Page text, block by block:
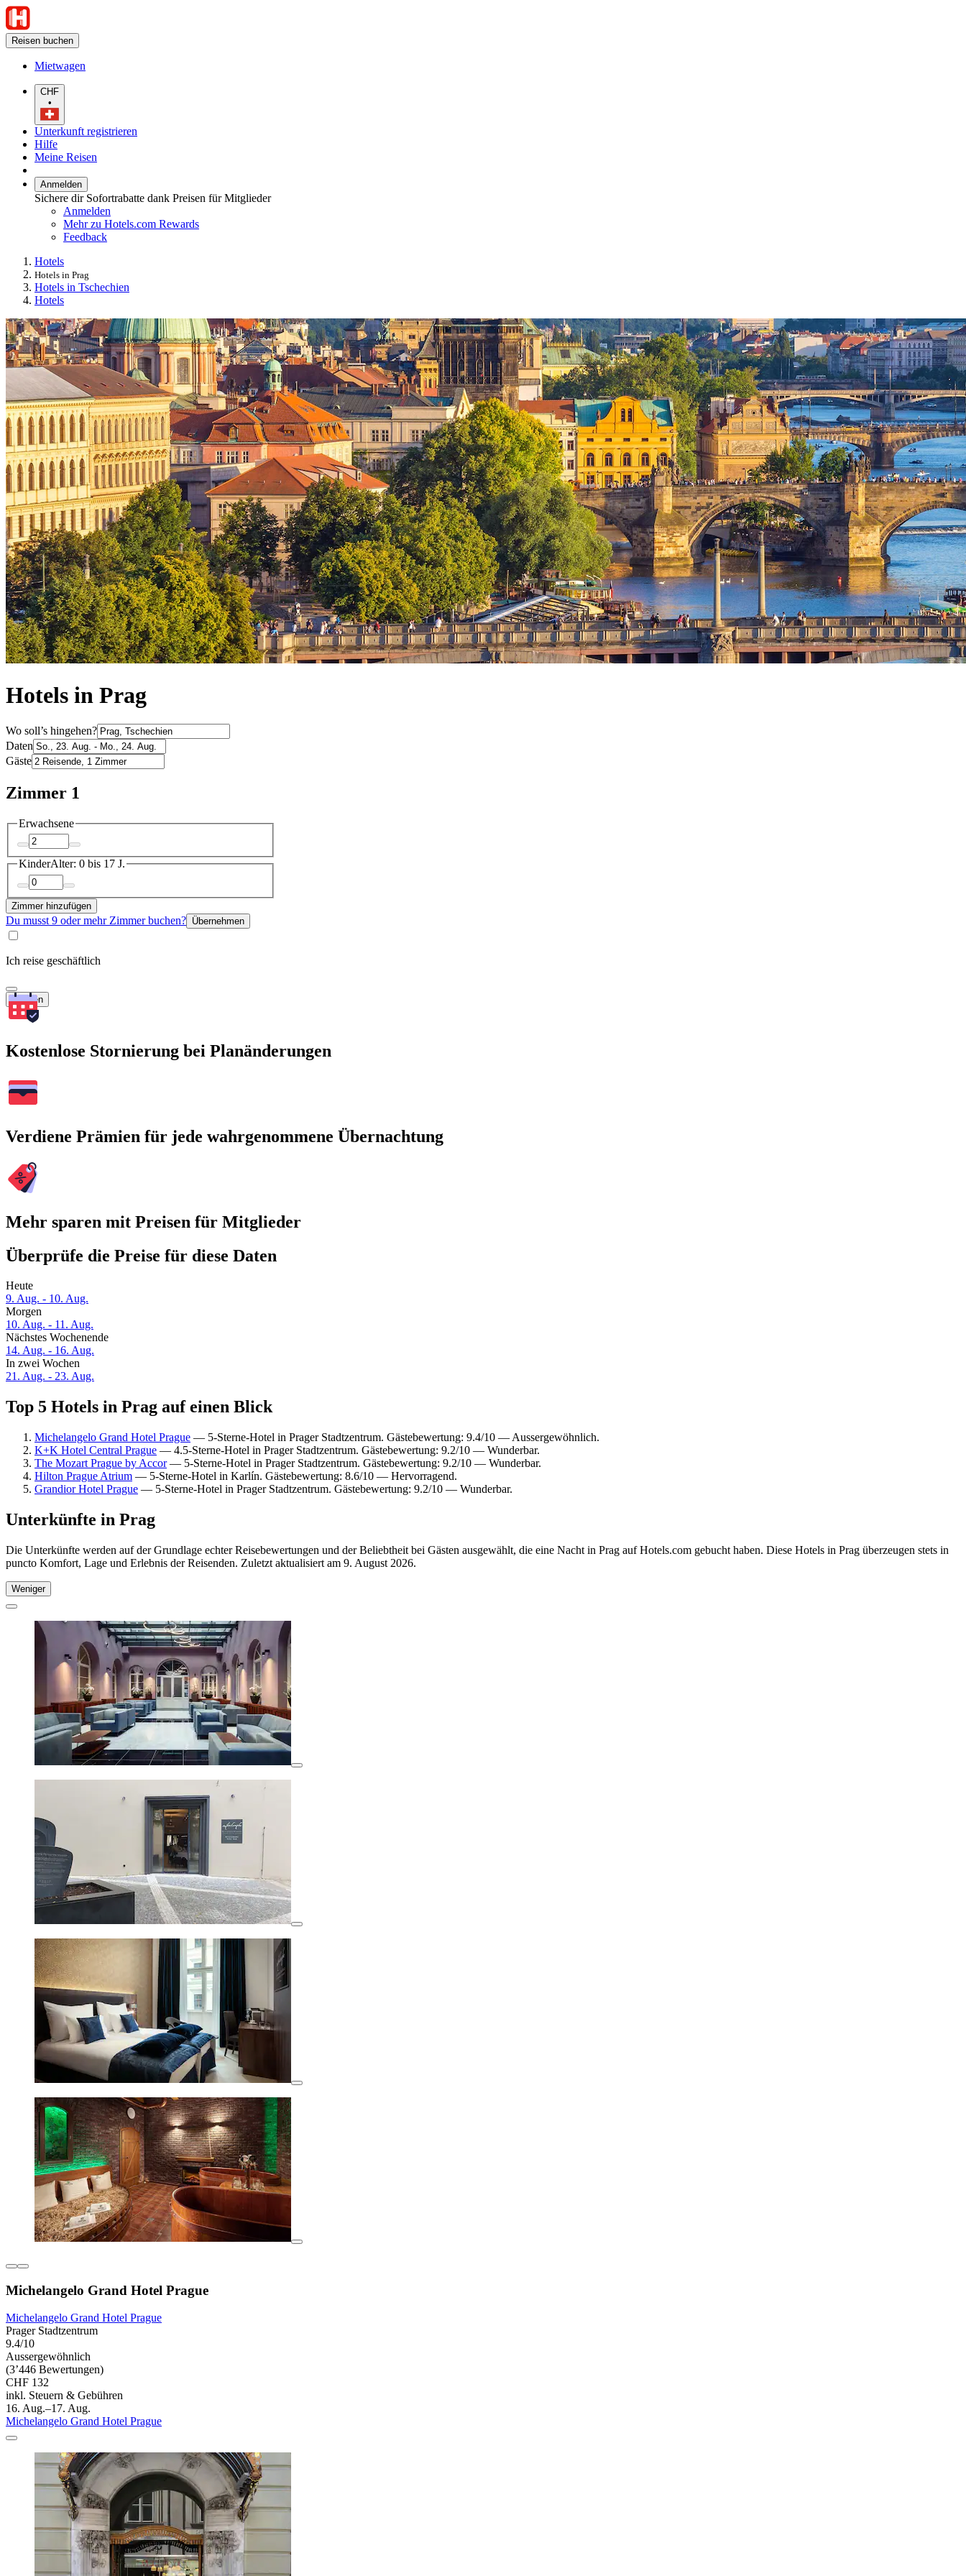
Reisen buchen
Mietwagen
CHF
•
Unterkunft registrieren
Hilfe
Meine Reisen
Anmelden
Sichere dir Sofortrabatte dank Preisen für Mitglieder
Anmelden
Mehr zu Hotels.com Rewards
Feedback
Hotels
Hotels in Prag
Hotels in Tschechien
Hotels
Hotels in Prag
Wo soll’s hingehen?
Daten
Gäste
Zimmer 1
Erwachsene
KinderAlter: 0 bis 17 J.
Zimmer hinzufügen
Du musst 9 oder mehr Zimmer buchen? Übernehmen
Ich reise geschäftlich
Suchen
Kostenlose Stornierung bei Planänderungen
Verdiene Prämien für jede wahrgenommene Übernachtung
Mehr sparen mit Preisen für Mitglieder
Überprüfe die Preise für diese Daten
Heute
9. Aug. - 10. Aug.
Morgen
10. Aug. - 11. Aug.
Nächstes Wochenende
14. Aug. - 16. Aug.
In zwei Wochen
21. Aug. - 23. Aug.
Top 5 Hotels in Prag auf einen Blick
Michelangelo Grand Hotel Prague — 5-Sterne-Hotel in Prager Stadtzentrum. Gästebewertung: 9.4/10 — Aussergewöhnlich.
K+K Hotel Central Prague — 4.5-Sterne-Hotel in Prager Stadtzentrum. Gästebewertung: 9.2/10 — Wunderbar.
The Mozart Prague by Accor— 5-Sterne-Hotel in Prager Stadtzentrum. Gästebewertung: 9.2/10 — Wunderbar.
Hilton Prague Atrium — 5-Sterne-Hotel in Karlín. Gästebewertung: 8.6/10 — Hervorragend.
Grandior Hotel Prague — 5-Sterne-Hotel in Prager Stadtzentrum. Gästebewertung: 9.2/10 — Wunderbar.
Unterkünfte in Prag
Die Unterkünfte werden auf der Grundlage echter Reisebewertungen und der Beliebtheit bei Gästen ausgewählt, die eine Nacht in Prag auf Hotels.com gebucht haben. Diese Hotels in Prag überzeugen stets in
puncto Komfort, Lage und Erlebnis der Reisenden. Zuletzt aktualisiert am 9. August 2026.
Weniger
Michelangelo Grand Hotel Prague
Michelangelo Grand Hotel Prague
Prager Stadtzentrum
9.4/10
Aussergewöhnlich
(3’446 Bewertungen)
CHF 132
inkl. Steuern & Gebühren
16. Aug.–17. Aug.
Michelangelo Grand Hotel Prague